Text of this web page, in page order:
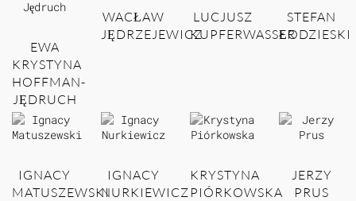
EWA
KRYSTYNA
HOFFMAN-
JĘDRUCH
WACŁAW
JĘDRZEJEWICZ
LUCJUSZ
KUPFERWASSER
STEFAN
ŁODZIESKI
IGNACY
MATUSZEWSKI
IGNACY
NURKIEWICZ
KRYSTYNA
PIÓRKOWSKA
JERZY
PRUS